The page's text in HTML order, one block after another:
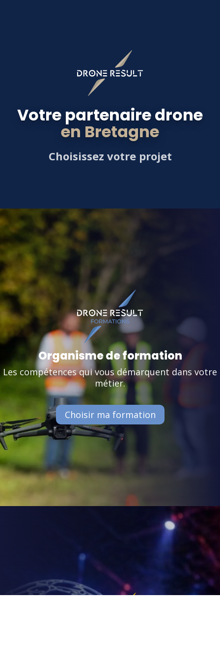
Votre partenaire drone
en Bretagne
Choisissez votre projet
Organisme de formation
Les compétences qui vous démarquent dans votre
métier.
Choisir ma formation